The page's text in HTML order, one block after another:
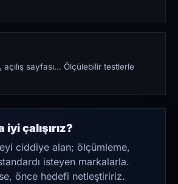
sayfası… Ölçülebilir testlerle
çalışırız?
ciddiye alan; ölçümleme,
isteyen markalarla.
önce hedefi netleştiririz.